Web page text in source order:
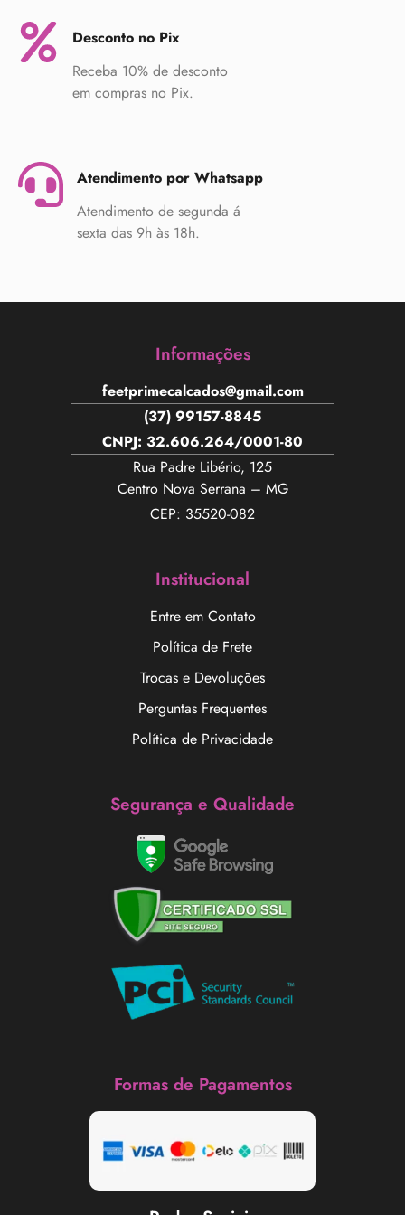
Desconto no Pix
Receba 10% de desconto
em compras no Pix.
Atendimento por Whatsapp
Atendimento de segunda á
sexta das 9h às 18h.
Informações
feetprimecalcados@gmail.com
(37) 99157-8845
CNPJ: 32.606.264/0001-80
Rua Padre Libério, 125
Centro Nova Serrana – MG
CEP: 35520-082
Institucional
Entre em Contato
Política de Frete
Trocas e Devoluções
Perguntas Frequentes
Política de Privacidade
Segurança e Qualidade
Formas de Pagamentos